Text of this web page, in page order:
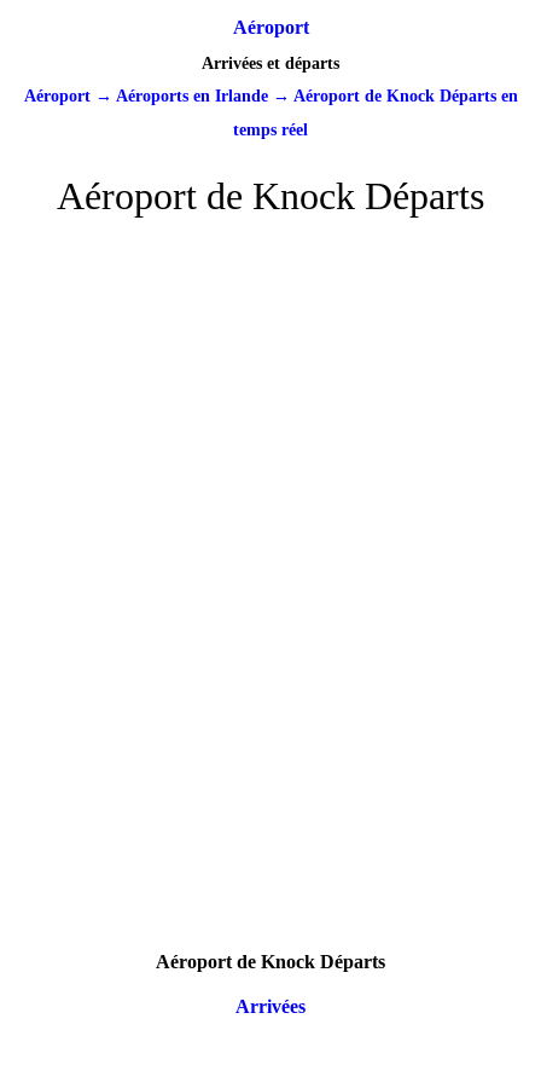
Aéroport
Arrivées et départs
Aéroport→ Aéroports en Irlande→ Aéroport de Knock Départs en
temps réel
Aéroport de Knock Départs
Aéroport de Knock Départs
Arrivées